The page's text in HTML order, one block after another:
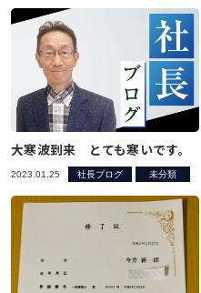
大寒波到来 とても寒いです。
2023.01.25 社長ブログ 未分類